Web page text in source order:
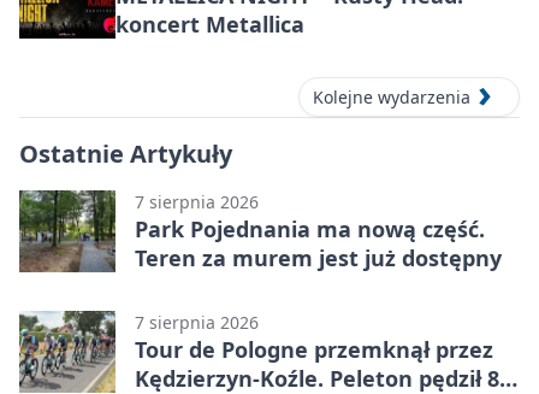
koncert Metallica
Kolejne wydarzenia
Ostatnie Artykuły
7 sierpnia 2026
Park Pojednania ma nową część.
Teren za murem jest już dostępny
7 sierpnia 2026
Tour de Pologne przemknął przez
Kędzierzyn-Koźle. Peleton pędził 80